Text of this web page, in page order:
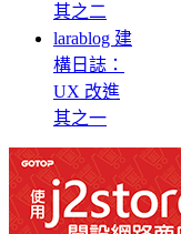
其之二
larablog 建
構日誌：
UX 改進
其之一